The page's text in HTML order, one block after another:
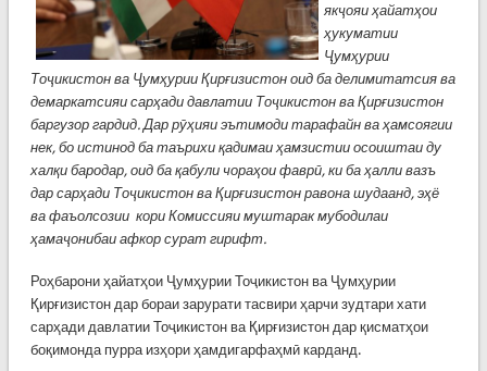
якҷояи ҳайатҳои
ҳукуматии
Ҷумҳурии
Тоҷикистон ва Ҷумҳурии Қирғизистон оид ба делимитатсия ва
демаркатсияи сарҳади давлатии Тоҷикистон ва Қирғизистон
баргузор гардид. Дар рӯҳияи эътимоди тарафайн ва ҳамсоягии
нек, бо истинод ба таърихи қадимаи ҳамзистии осоиштаи ду
халқи бародар, оид ба қабули чораҳои фаврӣ, ки ба ҳалли вазъ
дар сарҳади Тоҷикистон ва Қирғизистон равона шудаанд, эҳё
ва фаъолсозии кори Комиссияи муштарак мубодилаи
ҳамаҷонибаи афкор сурат гирифт.
Роҳбарони ҳайатҳои Ҷумҳурии Тоҷикистон ва Ҷумҳурии
Қирғизистон дар бораи зарурати тасвири ҳарчи зудтари хати
сарҳади давлатии Тоҷикистон ва Қирғизистон дар қисматҳои
боқимонда пурра изҳори ҳамдигарфаҳмӣ карданд.